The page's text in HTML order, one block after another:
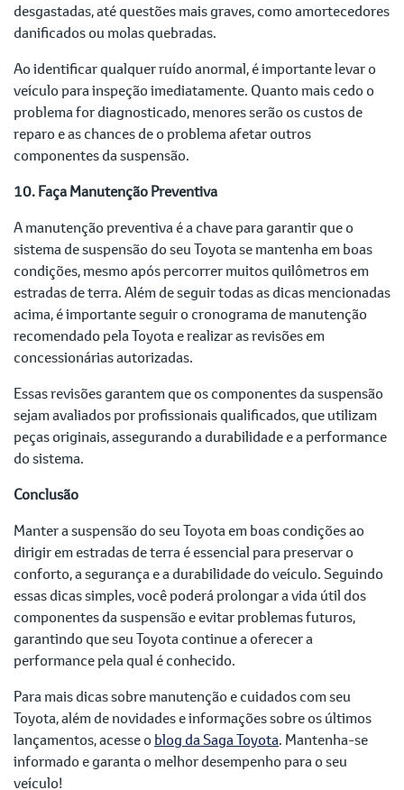
desgastadas, até questões mais graves, como amortecedores
danificados ou molas quebradas.
Ao identificar qualquer ruído anormal, é importante levar o
veículo para inspeção imediatamente. Quanto mais cedo o
problema for diagnosticado, menores serão os custos de
reparo e as chances de o problema afetar outros
componentes da suspensão.
10. Faça Manutenção Preventiva
A manutenção preventiva é a chave para garantir que o
sistema de suspensão do seu Toyota se mantenha em boas
condições, mesmo após percorrer muitos quilômetros em
estradas de terra. Além de seguir todas as dicas mencionadas
acima, é importante seguir o cronograma de manutenção
recomendado pela Toyota e realizar as revisões em
concessionárias autorizadas.
Essas revisões garantem que os componentes da suspensão
sejam avaliados por profissionais qualificados, que utilizam
peças originais, assegurando a durabilidade e a performance
do sistema.
Conclusão
Manter a suspensão do seu Toyota em boas condições ao
dirigir em estradas de terra é essencial para preservar o
conforto, a segurança e a durabilidade do veículo. Seguindo
essas dicas simples, você poderá prolongar a vida útil dos
componentes da suspensão e evitar problemas futuros,
garantindo que seu Toyota continue a oferecer a
performance pela qual é conhecido.
Para mais dicas sobre manutenção e cuidados com seu
Toyota, além de novidades e informações sobre os últimos
lançamentos, acesse o blog da Saga Toyota. Mantenha-se
informado e garanta o melhor desempenho para o seu
veículo!